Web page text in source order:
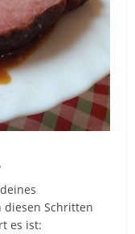
diesen Schritten
es ist: